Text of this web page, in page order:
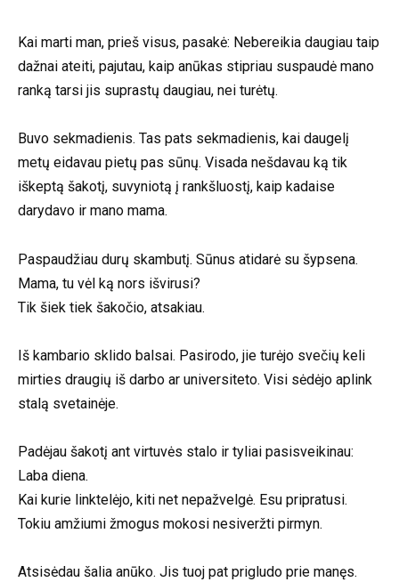
Kai marti man, prieš visus, pasakė: Nebereikia daugiau taip
dažnai ateiti, pajutau, kaip anūkas stipriau suspaudė mano
ranką tarsi jis suprastų daugiau, nei turėtų.
Buvo sekmadienis. Tas pats sekmadienis, kai daugelį
metų eidavau pietų pas sūnų. Visada nešdavau ką tik
iškeptą šakotį, suvyniotą į rankšluostį, kaip kadaise
darydavo ir mano mama.
Paspaudžiau durų skambutį. Sūnus atidarė su šypsena.
Mama, tu vėl ką nors išvirusi?
Tik šiek tiek šakočio, atsakiau.
Iš kambario sklido balsai. Pasirodo, jie turėjo svečių keli
mirties draugių iš darbo ar universiteto. Visi sėdėjo aplink
stalą svetainėje.
Padėjau šakotį ant virtuvės stalo ir tyliai pasisveikinau:
Laba diena.
Kai kurie linktelėjo, kiti net nepažvelgė. Esu pripratusi.
Tokiu amžiumi žmogus mokosi nesiveržti pirmyn.
Atsisėdau šalia anūko. Jis tuoj pat prigludo prie manęs.